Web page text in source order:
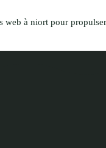
web à niort pour